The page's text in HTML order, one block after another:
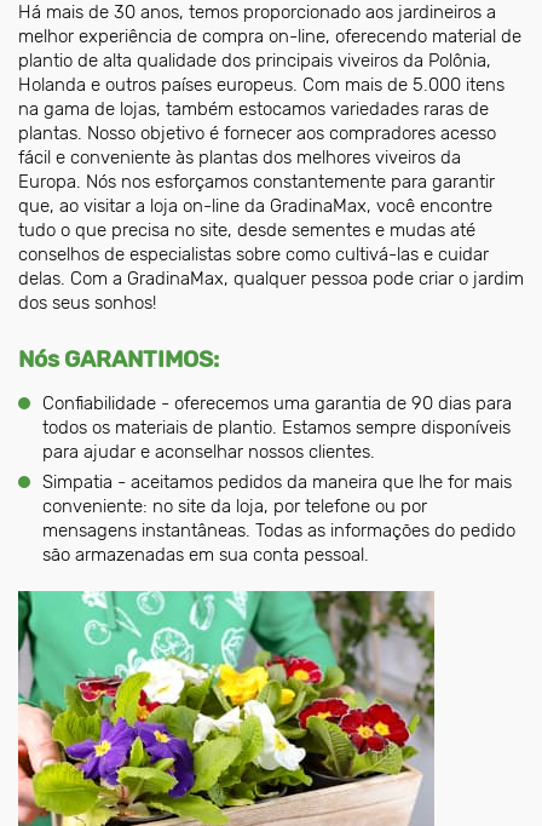
Há mais de 30 anos, temos proporcionado aos jardineiros a
melhor experiência de compra on-line, oferecendo material de
plantio de alta qualidade dos principais viveiros da Polônia,
Holanda e outros países europeus. Com mais de 5.000 itens
na gama de lojas, também estocamos variedades raras de
plantas. Nosso objetivo é fornecer aos compradores acesso
fácil e conveniente às plantas dos melhores viveiros da
Europa. Nós nos esforçamos constantemente para garantir
que, ao visitar a loja on-line da GradinaMax, você encontre
tudo o que precisa no site, desde sementes e mudas até
conselhos de especialistas sobre como cultivá-las e cuidar
delas. Com a GradinaMax, qualquer pessoa pode criar o jardim
dos seus sonhos!
Nós GARANTIMOS:
Confiabilidade - oferecemos uma garantia de 90 dias para
todos os materiais de plantio. Estamos sempre disponíveis
para ajudar e aconselhar nossos clientes.
Simpatia - aceitamos pedidos da maneira que lhe for mais
conveniente: no site da loja, por telefone ou por
mensagens instantâneas. Todas as informações do pedido
são armazenadas em sua conta pessoal.